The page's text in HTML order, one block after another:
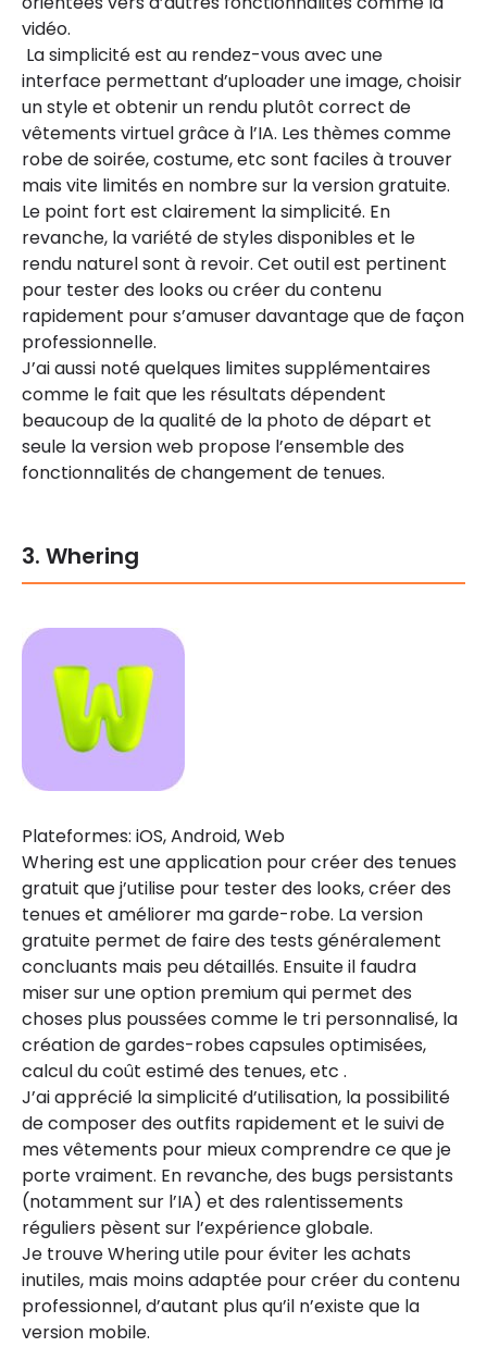
vidéo.
La simplicité est au rendez-vous avec une
interface permettant d’uploader une image, choisir
un style et obtenir un rendu plutôt correct de
vêtements virtuel grâce à l’IA. Les thèmes comme
robe de soirée, costume, etc sont faciles à trouver
mais vite limités en nombre sur la version gratuite.
Le point fort est clairement la simplicité. En
revanche, la variété de styles disponibles et le
rendu naturel sont à revoir. Cet outil est pertinent
pour tester des looks ou créer du contenu
rapidement pour s’amuser davantage que de façon
professionnelle.
J’ai aussi noté quelques limites supplémentaires
comme le fait que les résultats dépendent
beaucoup de la qualité de la photo de départ et
seule la version web propose l’ensemble des
fonctionnalités de changement de tenues.
3. Whering
Plateformes: iOS, Android, Web
Whering est une application pour créer des tenues
gratuit que j’utilise pour tester des looks, créer des
tenues et améliorer ma garde-robe. La version
gratuite permet de faire des tests généralement
concluants mais peu détaillés. Ensuite il faudra
miser sur une option premium qui permet des
choses plus poussées comme le tri personnalisé, la
création de gardes-robes capsules optimisées,
calcul du coût estimé des tenues, etc .
J’ai apprécié la simplicité d’utilisation, la possibilité
de composer des outfits rapidement et le suivi de
mes vêtements pour mieux comprendre ce que je
porte vraiment. En revanche, des bugs persistants
(notamment sur l’IA) et des ralentissements
réguliers pèsent sur l’expérience globale.
Je trouve Whering utile pour éviter les achats
inutiles, mais moins adaptée pour créer du contenu
professionnel, d’autant plus qu’il n’existe que la
version mobile.